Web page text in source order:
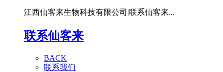
江西仙客来生物科技有限公司|联系仙客来...
联系仙客来
BACK
联系我们